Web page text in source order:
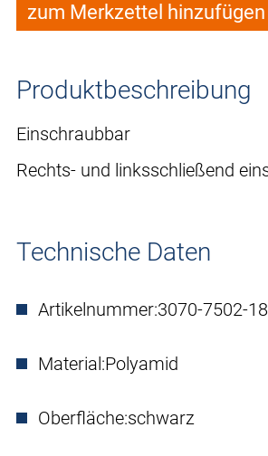
zum Merkzettel hinzufügen
Produktbeschreibung
Einschraubbar
Rechts- und linksschließend
Technische Daten
Artikelnummer:3070-7502-
Material:Polyamid
Oberfläche:schwarz